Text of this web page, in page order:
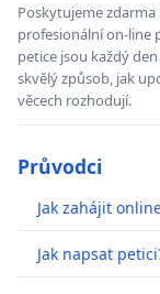
Poskytujeme
profesionální on-line
petice jsou každý
skvělý způsob, jak
věcech rozhodují.
Průvodci
Jak zahájit
Jak napsat